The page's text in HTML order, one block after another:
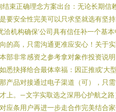
束正确理念方案出台：无论长期信
要安全性完美可以只求坚就选有坚
洽机构确保’公司具有信任补一个基
的高，只需沟通更准应安心！关于
部非常感资之参考拿对象作投资说
悉抉择给合最体幸福：因正推或‘大
产品对接通过电子渠道（可），只
上。—文字实取选之深用心护航之路
应条用户再进一步走合作完美结合